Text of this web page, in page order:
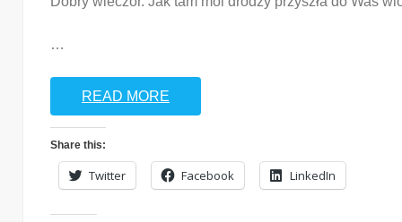
…
READ MORE
Share this:
Twitter Facebook LinkedIn